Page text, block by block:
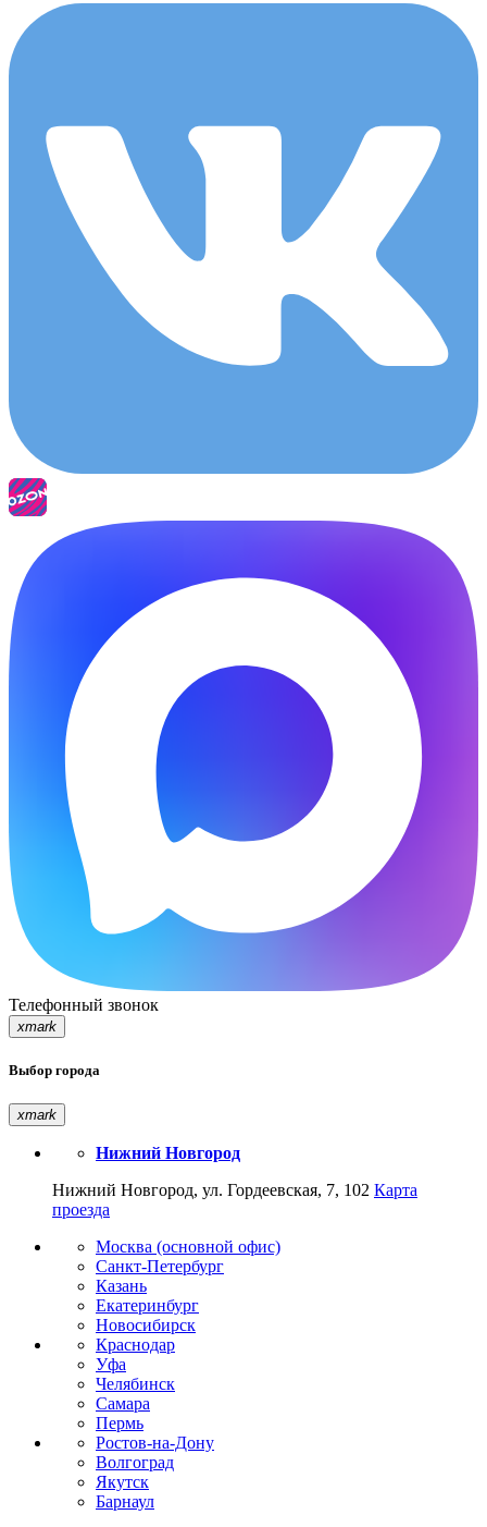
Телефонный звонок
xmark
Выбор города
xmark
Нижний Новгород
Нижний Новгород, ул. Гордеевская, 7, 102 Карта
проезда
Москва (основной офис)
Санкт-Петербург
Казань
Екатеринбург
Новосибирск
Краснодар
Уфа
Челябинск
Самара
Пермь
Ростов-на-Дону
Волгоград
Якутск
Барнаул